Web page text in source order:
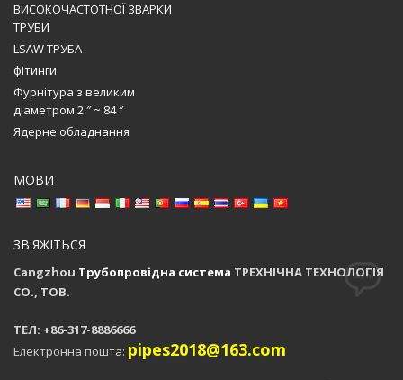
ВИСОКОЧАСТОТНОЇ ЗВАРКИ
ТРУБИ
LSAW ТРУБА
фітинги
Фурнітура з великим
діаметром 2 ″ ~ 84 ″
Ядерне обладнання
МОВИ
ЗВ'ЯЖІТЬСЯ
Cangzhou Трубопровідна система ТРЕХНІЧНА ТЕХНОЛОГІЯ
CO., ТОВ.
ТЕЛ: +86-317-8886666
Електронна пошта: pipes2018@163.com